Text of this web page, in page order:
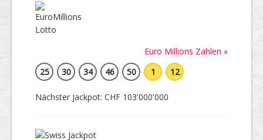
Euro Millions Zahlen »
25
30 34 46 50 1 12
Nächster Jackpot: CHF 103'000'000